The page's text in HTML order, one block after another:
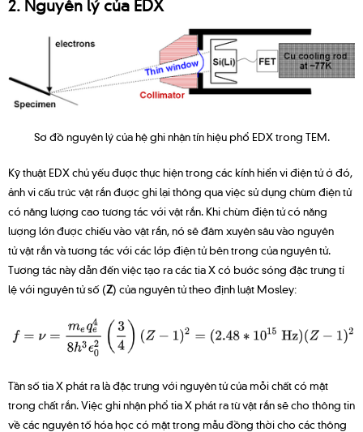
2. Nguyên lý của EDX
Sơ đồ nguyên lý của hệ ghi nhận tín hiệu phổ EDX trong TEM.
Kỹ thuật EDX chủ yếu được thực hiện trong các kính hiển vi điện tử ở đó,
ảnh vi cấu trúc vật rắn được ghi lại thông qua việc sử dụng chùm điện tử
có năng lượng cao tương tác với vật rắn. Khi chùm điện tử có năng
lượng lớn được chiếu vào vật rắn, nó sẽ đâm xuyên sâu vào nguyên
tử vật rắn và tương tác với các lớp điện tử bên trong của nguyên tử.
Tương tác này dẫn đến việc tạo ra các tia X có bước sóng đặc trưng tỉ
lệ với nguyên tử số (Z) của nguyên tử theo định luật Mosley:
Tần số tia X phát ra là đặc trưng với nguyên tử của mỗi chất có mặt
trong chất rắn. Việc ghi nhận phổ tia X phát ra từ vật rắn sẽ cho thông tin
về các nguyên tố hóa học có mặt trong mẫu đồng thời cho các thông